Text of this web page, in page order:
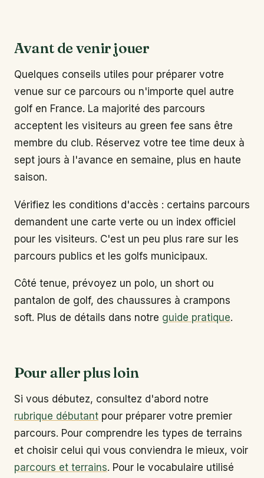
Avant de venir jouer
Quelques conseils utiles pour préparer votre
venue sur ce parcours ou n'importe quel autre
golf en France. La majorité des parcours
acceptent les visiteurs au green fee sans être
membre du club. Réservez votre tee time deux à
sept jours à l'avance en semaine, plus en haute
saison.
Vérifiez les conditions d'accès : certains parcours
demandent une carte verte ou un index officiel
pour les visiteurs. C'est un peu plus rare sur les
parcours publics et les golfs municipaux.
Côté tenue, prévoyez un polo, un short ou
pantalon de golf, des chaussures à crampons
soft. Plus de détails dans notre guide pratique.
Pour aller plus loin
Si vous débutez, consultez d'abord notre
rubrique débutant pour préparer votre premier
parcours. Pour comprendre les types de terrains
et choisir celui qui vous conviendra le mieux, voir
parcours et terrains. Pour le vocabulaire utilisé